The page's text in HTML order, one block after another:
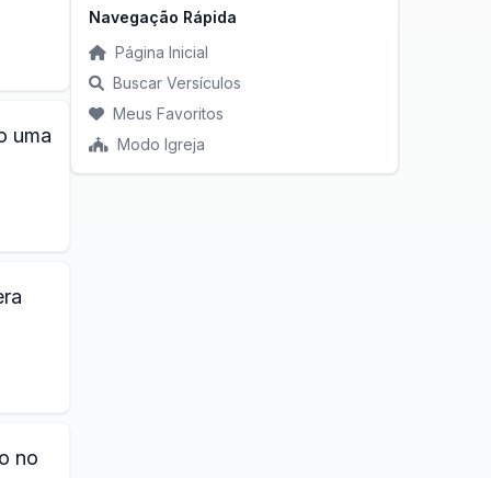
uma
no
Navegação Rápida
Página Inicial
Buscar Versículos
Meus Favoritos
Modo Igreja